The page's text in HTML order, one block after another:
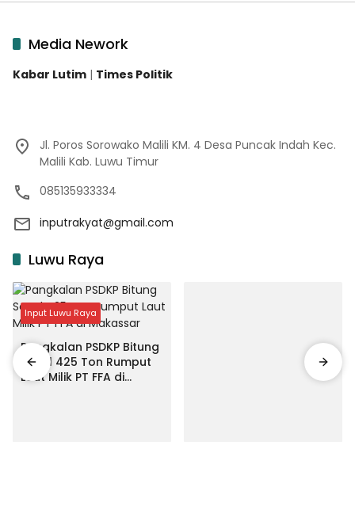
Media Nework
Kabar Lutim | Times Politik
Jl. Poros Sorowako Malili KM. 4 Desa Puncak Indah Kec.
Malili Kab. Luwu Timur
085135933334
inputrakyat@gmail.com
Luwu Raya
Input Luwu Raya
Pangkalan PSDKP Bitung
Segel 425 Ton Rumput
Laut Milik PT FFA di